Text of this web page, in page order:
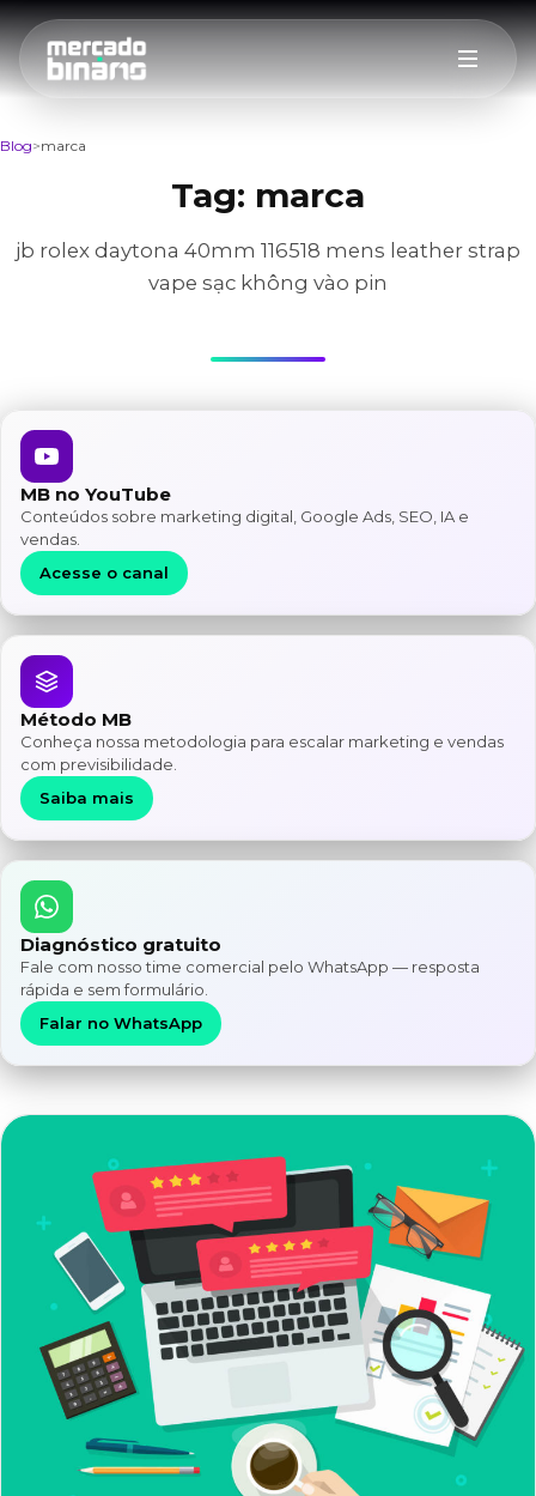
Blog marca
Tag: marca
jb rolex daytona 40mm 116518 mens leather strap
vape sạc không vào pin
MB no YouTube
Conteúdos sobre marketing digital, Google Ads, SEO, IA e
vendas.
Acesse o canal
Método MB
Conheça nossa metodologia para escalar marketing e vendas
com previsibilidade.
Saiba mais
Diagnóstico gratuito
Fale com nosso time comercial pelo WhatsApp — resposta
rápida e sem formulário.
Falar no WhatsApp